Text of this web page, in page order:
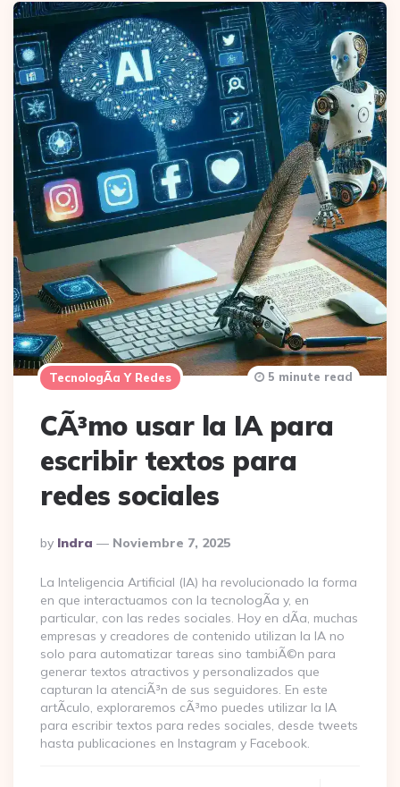
TecnologÃ­a Y Redes
CÃ³mo usar la IA para
escribir textos para
redes sociales
Posted
By
By Indra Noviembre 7, 2025
5 minute read
La Inteligencia Artificial (IA) ha revolucionado la forma
en que interactuamos con la tecnologÃ­a y, en
particular, con las redes sociales. Hoy en dÃ­a, muchas
empresas y creadores de contenido utilizan la IA no
solo para automatizar tareas sino tambiÃ©n para
generar textos atractivos y personalizados que
capturan la atenciÃ³n de sus seguidores. En este
artÃ­culo, exploraremos cÃ³mo puedes utilizar la IA
para escribir textos para redes sociales, desde tweets
hasta publicaciones en Instagram y Facebook.